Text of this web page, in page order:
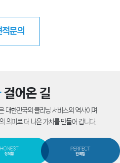
적문의
걸어온 길
대한민국의 클리닝 서비스의 역사이며
의미로 더 나은 가치를 만들어 갑니다.